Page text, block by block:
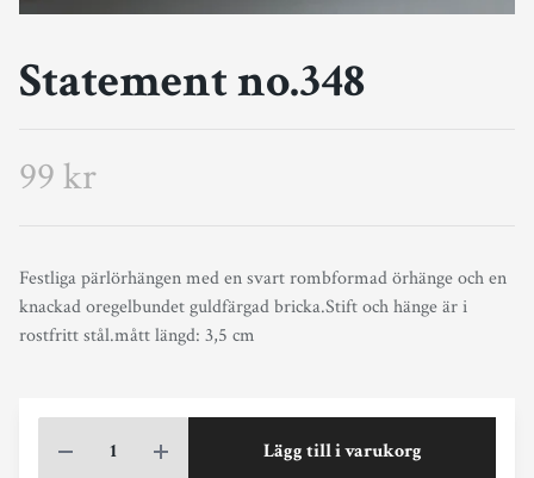
Statement no.348
99 kr
Festliga pärlörhängen med en svart rombformad örhänge och en
knackad oregelbundet guldfärgad bricka.Stift och hänge är i
rostfritt stål.mått längd: 3,5 cm
Lägg till i varukorg